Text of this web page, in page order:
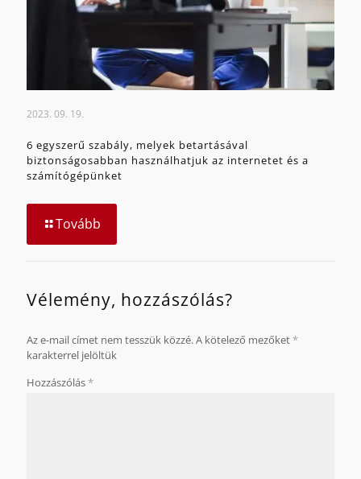
2023. 09. 19.
6 egyszerű szabály, melyek betartásával
biztonságosabban használhatjuk az internetet és a
számítógépünket
Tovább
Vélemény, hozzászólás?
Az e-mail címet nem tesszük közzé.A kötelező mezőket*
karakterrel jelöltük
Hozzászólás*